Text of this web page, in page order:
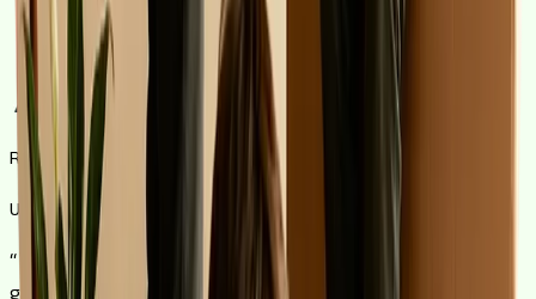
Recomanació de
Un dels nostres gestors
“ La hipoteca de 150.000 € és un dels imports que més